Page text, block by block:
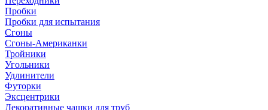
Пробки
Пробки для испытания
Сгоны
Сгоны-Американки
Тройники
Угольники
Удлинители
Футорки
Эксцентрики
Декоративные чашки для труб